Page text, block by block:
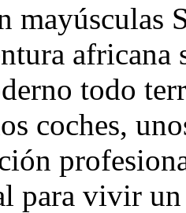
mayúsculas
todo
coches,
para vivir